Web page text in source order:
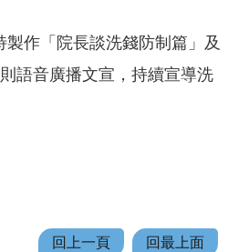
作「院長談洗錢防制篇」及
語音廣播文宣，持續宣導洗
回上一頁 回最上面